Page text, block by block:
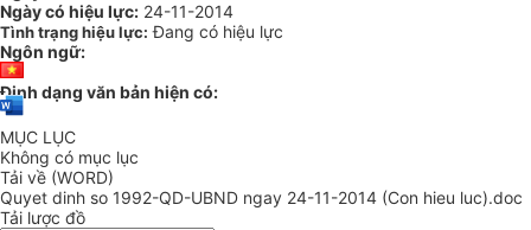
Ngày có hiệu lực: 24-11-2014
Tình trạng hiệu lực: Đang có hiệu lực
Ngôn ngữ:
Định dạng văn bản hiện có:
MỤC LỤC
Không có mục lục
Tải về (WORD)
Quyet dinh so 1992-QD-UBND ngay 24-11-2014 (Con hieu luc).doc
Tải lược đồ